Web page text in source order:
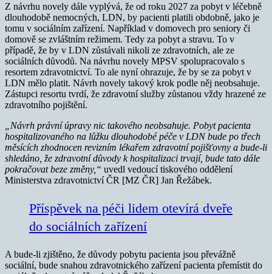
Z návrhu novely dále vyplývá, že od roku 2027 za pobyt v léčebně
dlouhodobě nemocných, LDN, by pacienti platili obdobně, jako je
tomu v sociálním zařízení. Například v domovech pro seniory či
domově se zvláštním režimem. Tedy za pobyt a stravu. To v
případě, že by v LDN zůstávali nikoli ze zdravotních, ale ze
sociálních důvodů. Na návrhu novely MPSV spolupracovalo s
resortem zdravotnictví. To ale nyní ohrazuje, že by se za pobyt v
LDN mělo platit. Návrh novely takový krok podle něj neobsahuje.
Zástupci resortu tvrdí, že zdravotní služby zůstanou vždy hrazené ze
zdravotního pojištění.
„Návrh právní úpravy nic takového neobsahuje. Pobyt pacienta
hospitalizovaného na lůžku dlouhodobé péče v LDN bude po třech
měsících zhodnocen revizním lékařem zdravotní pojišťovny a bude-li
shledáno, že zdravotní důvody k hospitalizaci trvají, bude tato dále
pokračovat beze změny,“ uvedl vedoucí tiskového oddělení
Ministerstva zdravotnictví ČR [MZ ČR] Jan Řežábek.
Příspěvek na péči lidem otevírá dveře
do sociálních zařízení
A bude-li zjištěno, že důvody pobytu pacienta jsou převážně
sociální, bude snahou zdravotnického zařízení pacienta přemístit do